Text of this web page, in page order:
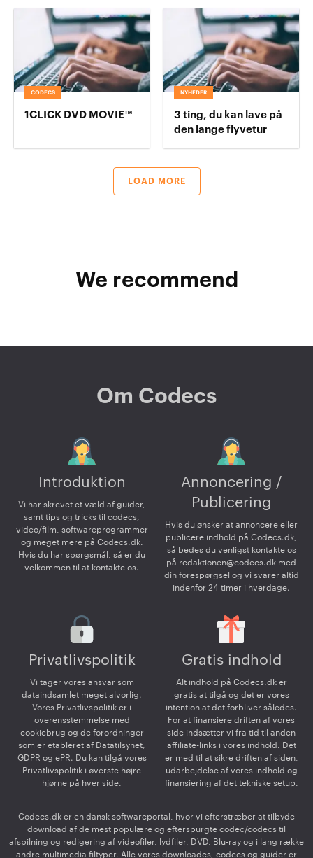
CODECS
1CLICK DVD MOVIE™
NYHEDER
3 ting, du kan lave på
den lange flyvetur
LOAD MORE
We recommend
Om Codecs
Introduktion
Vi har skrevet et væld af guider,
samt tips og tricks til codecs,
video/film, softwareprogrammer
og meget mere på Codecs.dk.
Hvis du har spørgsmål, så er du
velkommen til at kontakte os.
Annoncering /
Publicering
Hvis du ønsker at annoncere eller
publicere indhold på Codecs.dk,
så bedes du venligst kontakte os
på redaktionen@codecs.dk med
din forespørgsel og vi svarer altid
indenfor 24 timer i hverdage.
Privatlivspolitik
Vi tager vores ansvar som
dataindsamlet meget alvorlig.
Vores Privatlivspolitik er i
overensstemmelse med
cookiebrug og de forordninger
som er etableret af Datatilsynet,
GDPR og ePR. Du kan tilgå vores
Privatlivspolitik i øverste højre
hjørne på hver side.
Gratis indhold
Alt indhold på Codecs.dk er
gratis at tilgå og det er vores
intention at det forbliver således.
For at finansiere driften af vores
side indsætter vi fra tid til anden
affiliate-links i vores indhold. Det
er med til at sikre driften af siden,
udarbejdelse af vores indhold og
finansiering af det tekniske setup.
Codecs.dk er en dansk softwareportal, hvor vi efterstræber at tilbyde
download af de mest populære og efterspurgte codec/codecs til
afspilning og redigering af videofiler, lydfiler, DVD, Blu-ray og i lang række
andre multimedia filtyper. Alle vores downloades, codecs og guider er